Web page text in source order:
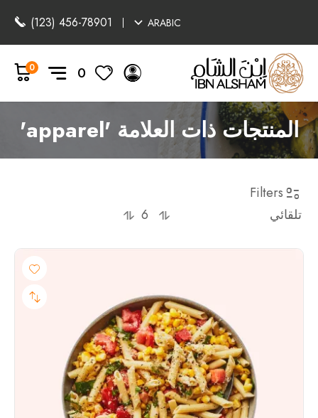
ARABIC
(123) 456-78901
0
0
المنتجات ذات العلامة 'apparel'
Filters